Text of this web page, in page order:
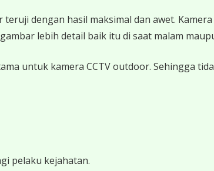
dengan hasil maksimal dan awet. Kamera
lebih detail baik itu di saat malam
untuk kamera CCTV outdoor. Sehingga
pelaku kejahatan.